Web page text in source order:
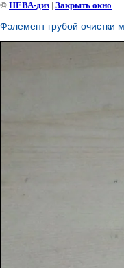
© НЕВА-диз | Закрыть окно
Фэлемент грубой